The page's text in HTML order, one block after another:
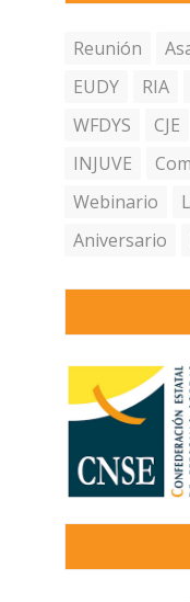
Reunión
EUDY
RIA
WFDYS
CJE
INJUVE
Webinario
Aniversario